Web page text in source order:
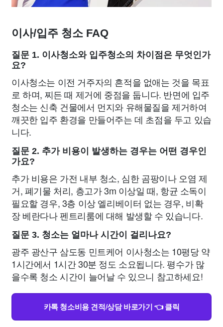
이사/입주 청소 FAQ
질문 1. 이사청소와 입주청소의 차이점은 무엇인가
요?
이사청소는 이전 거주자의 흔적을 없애는 것을 목표
로 하며, 찌든 때 제거에 중점을 둡니다. 반면에 입주
청소는 신축 건물에서 먼지와 유해물질을 제거하여
깨끗한 입주 환경을 만들어주는 데 초점을 두고 있습
니다.
질문 2. 추가 비용이 발생하는 경우는 어떤 경우인
가요?
추가 비용은 가전 내부 청소, 심한 곰팡이나 오염 제
거, 폐기물 처리, 층고가 3m 이상일 때, 항균 소독이
필요할 경우, 3층 이상 엘리베이터 없는 경우, 비확
장 베란다나 펜트리룸에 대해 발생할 수 있습니다.
질문 3. 청소는 얼마나 시간이 걸리나요?
광주 광산구 삼도동 민트케어 이사청소는 10평당 약
1시간에서 1시간 30분 정도 소요됩니다. 평수가 많
을수록 청소 시간이 늘어날 수 있으니 참고하세요!
카톡 청소비용 견적/상담 바로가기 👈 클릭